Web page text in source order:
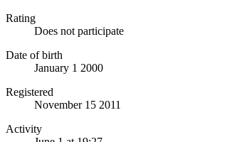
Rating
Does not participate
Date of birth
January 1 2000
Registered
November 15 2011
Activity